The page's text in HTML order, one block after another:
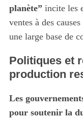
planète” incite les
ventes à des
une large base de
Politiques et
production
Les
pour soutenir la
r
c
f
o